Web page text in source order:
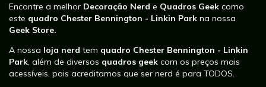
Encontre a melhor Decoração Nerd e Quadros Geek como
este quadro Chester Bennington - Linkin Park na nossa
Geek Store.
A nossa loja nerd tem quadro Chester Bennington - Linkin
Park , além de diversos quadros geek com os preços mais
acessíveis, pois acreditamos que ser nerd é para TODOS.